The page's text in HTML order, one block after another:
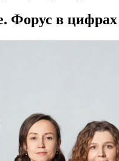
Форус в цифрах